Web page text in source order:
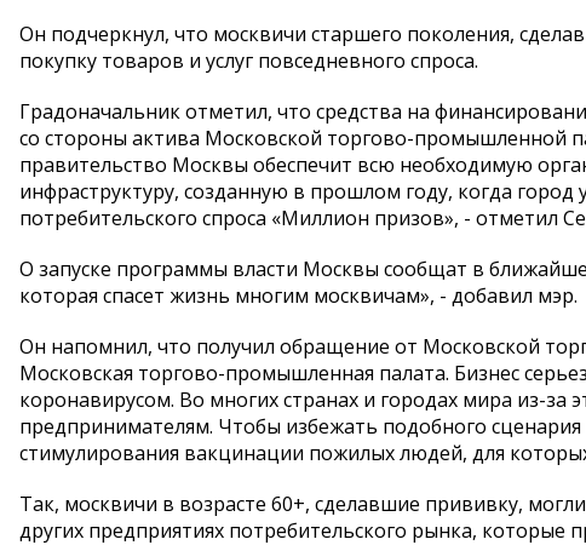
Он подчеркнул, что москвичи старшего поколения,
покупку товаров и услуг повседневного спроса.
Градоначальник отметил, что средства на
со стороны актива Московской торгово-промышленной
правительство Москвы обеспечит всю необходимую
инфраструктуру, созданную в прошлом году, когда
потребительского спроса «Миллион призов», - отметил
О запуске программы власти Москвы сообщат в
которая спасет жизнь многим москвичам», - добавил мэр.
Он напомнил, что получил обращение от Московской
Московская торгово-промышленная палата. Бизнес
коронавирусом. Во многих странах и городах мира из-
предпринимателям. Чтобы избежать подобного
стимулирования вакцинации пожилых людей, для
Так, москвичи в возрасте 60+, сделавшие прививку,
других предприятиях потребительского рынка, которые